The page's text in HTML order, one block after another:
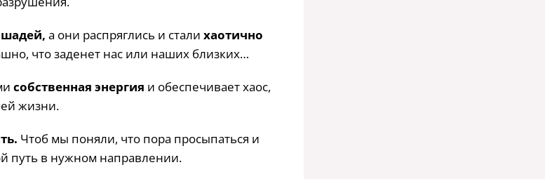
а они распряглись и стали хаотично
что заденет нас или наших близких…
собственная энергия и обеспечивает хаос,
жизни.
Чтоб мы поняли, что пора просыпаться и
путь в нужном направлении.